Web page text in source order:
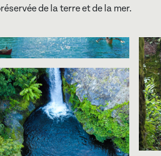
de la terre et de la mer.